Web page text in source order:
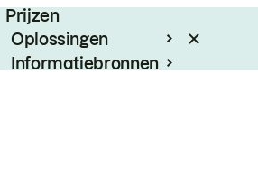
Prijzen
Oplossingen
Informatiebronnen